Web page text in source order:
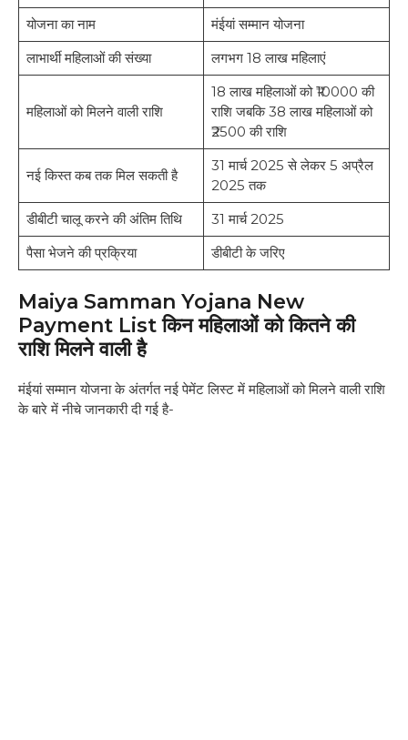
योजना का नाम
मंईयां सम्मान योजना
लाभार्थी महिलाओं की संख्या
लगभग 18 लाख महिलाएं
महिलाओं को मिलने वाली राशि
18 लाख महिलाओं को ₹10000 की
राशि जबकि 38 लाख महिलाओं को
₹2500 की राशि
नई किस्त कब तक मिल सकती है
31 मार्च 2025 से लेकर 5 अप्रैल
2025 तक
डीबीटी चालू करने की अंतिम तिथि
31 मार्च 2025
पैसा भेजने की प्रक्रिया
डीबीटी के जरिए
Maiya Samman Yojana New
Payment List किन महिलाओं को कितने की
राशि मिलने वाली है
मंईयां सम्मान योजना के अंतर्गत नई पेमेंट लिस्ट में महिलाओं को मिलने वाली राशि
के बारे में नीचे जानकारी दी गई है-